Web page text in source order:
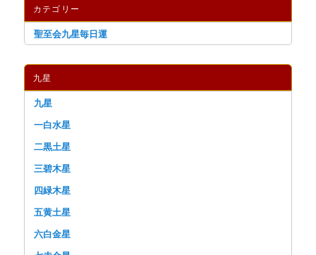
カテゴリー
聖至会九星毎日運
九星
九星
一白水星
二黒土星
三碧木星
四緑木星
五黄土星
六白金星